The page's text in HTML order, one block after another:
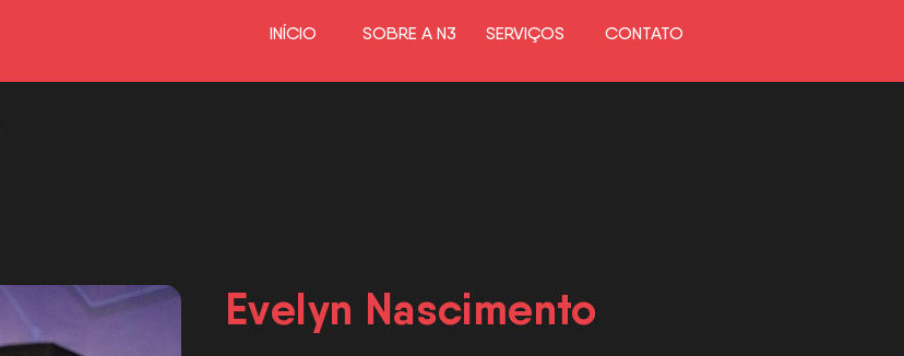
CONTATO
INÍCIO SOBRE A N3 SERVIÇOS
Evelyn Nascimento